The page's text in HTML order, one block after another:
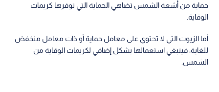
حماية من أشعة الشمس تضاهي الحماية التي‬ ‫توفرها كريمات
الوقاية.‬
‫أما الزيوت التي لا تحتوي على معامل حماية أو ذات معامل منخفض‬
‫للغاية، فينبغي استعمالها بشكل إضافي لكريمات الوقاية من
الشمس.